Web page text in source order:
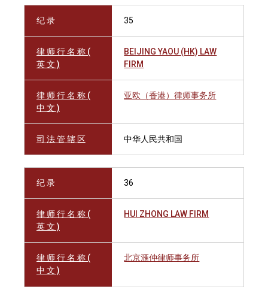
纪 录 35
律 师 行 名 称 (
英 文 )
BEIJING YAOU (HK) LAW
FIRM
律 师 行 名 称 (
中 文 )
亚欧（香港）律师事务所
司 法 管 辖 区 中华人民共和国
纪 录 36
律 师 行 名 称 (
英 文 )
HUI ZHONG LAW FIRM
律 师 行 名 称 (
中 文 )
北京滙仲律师事务所